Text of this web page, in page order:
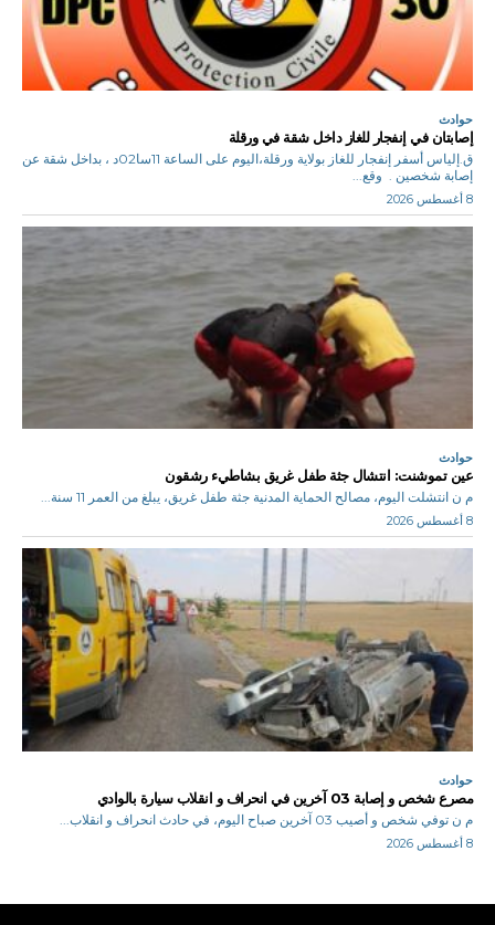
حوادث
إصابتان في إنفجار للغاز داخل شقة في ورقلة
ق.إلياس أسفر إنفجار للغاز بولاية ورقلة،اليوم على الساعة 11سا02د ، بداخل شقة عن
إصابة شخصين . وقع...
8 أغسطس 2026
حوادث
عين تموشنت: انتشال جثة طفل غريق بشاطيء رشقون
م ن انتشلت اليوم، مصالح الحماية المدنية جثة طفل غريق، يبلغ من العمر 11 سنة...
8 أغسطس 2026
حوادث
مصرع شخص و إصابة 03 آخرين في انحراف و انقلاب سيارة بالوادي
م ن توفي شخص و أصيب 03 آخرين صباح اليوم، في حادث انحراف و انقلاب...
8 أغسطس 2026